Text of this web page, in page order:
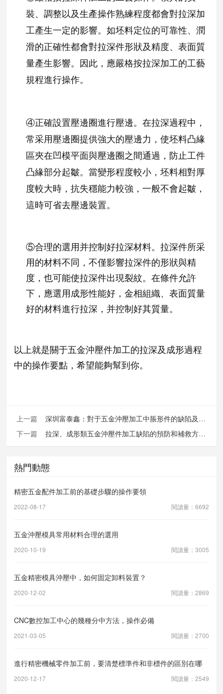
裝、調整以及生產操作熟練程度都會對拉深加
工產生一定的影響。如坯料定位的可靠性、潤
滑的正確性都會對拉深件形狀及精度、表面質
量產生影響。因此，應嚴格按拉深加工的工藝
規程進行操作。
④正確設置壓邊圈進行壓邊。在拉深過程中，
常采用壓邊圈提供強大的壓邊力，使坯料凸緣
區夾在凹模平面與壓邊圈之間通過，防止工件
凸緣部分起皺。當變形程度較小，坯料相對厚
度較大時，抗失穩能力較強，一般不會起皺，
這時可省去壓邊裝置。
⑤合理的選用并控制好拉深材料。拉深件所采
用的材料不同，不僅影響拉深件的形狀與精
度，也可能使拉深件出現裂紋。在條件允許
下，應選用成形性能好，金相組織、表面質量
好的材料進行拉深，并控制好其質量。
以上就是關于五金沖壓件加工的拉深及成形過程
中的操作要點，希望能夠幫到你。
上一篇深圳富泰鑫：對于五金沖壓加工中脹形件的缺陷及其解決措施
下一篇拉深、成形類五金沖壓件加工缺陷的預防和補救方法有哪些？
熱門動態
精密五金配件加工前的基礎步驟的操作要領
2022-08-17 閱讀量：6692
五金沖壓模具常用材料合理的選用
2020-10-19 閱讀量：3005
五金精密模具沖壓中，如何固定卸料裝置？
2020-12-02 閱讀量：2869
CNC數控加工中心的幾種分中方法，操作必備
2021-03-05 閱讀量：2700
進行精密機械零件加工前，要清楚標準件和非標件的區別在哪
2020-12-17 閱讀量：2549